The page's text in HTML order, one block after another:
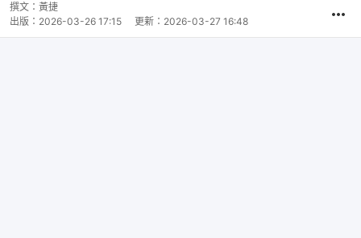
撰文： 黃捷
出版： 2026-03-26 17:15 更新： 2026-03-27 16:48